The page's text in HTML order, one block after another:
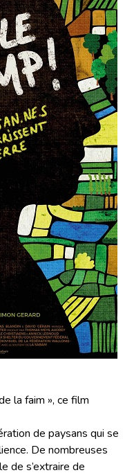
la faim », ce film
de paysans qui se
De nombreuses
de s’extraire de